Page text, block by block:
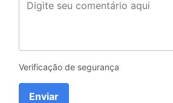
Verificação de segurança
Enviar